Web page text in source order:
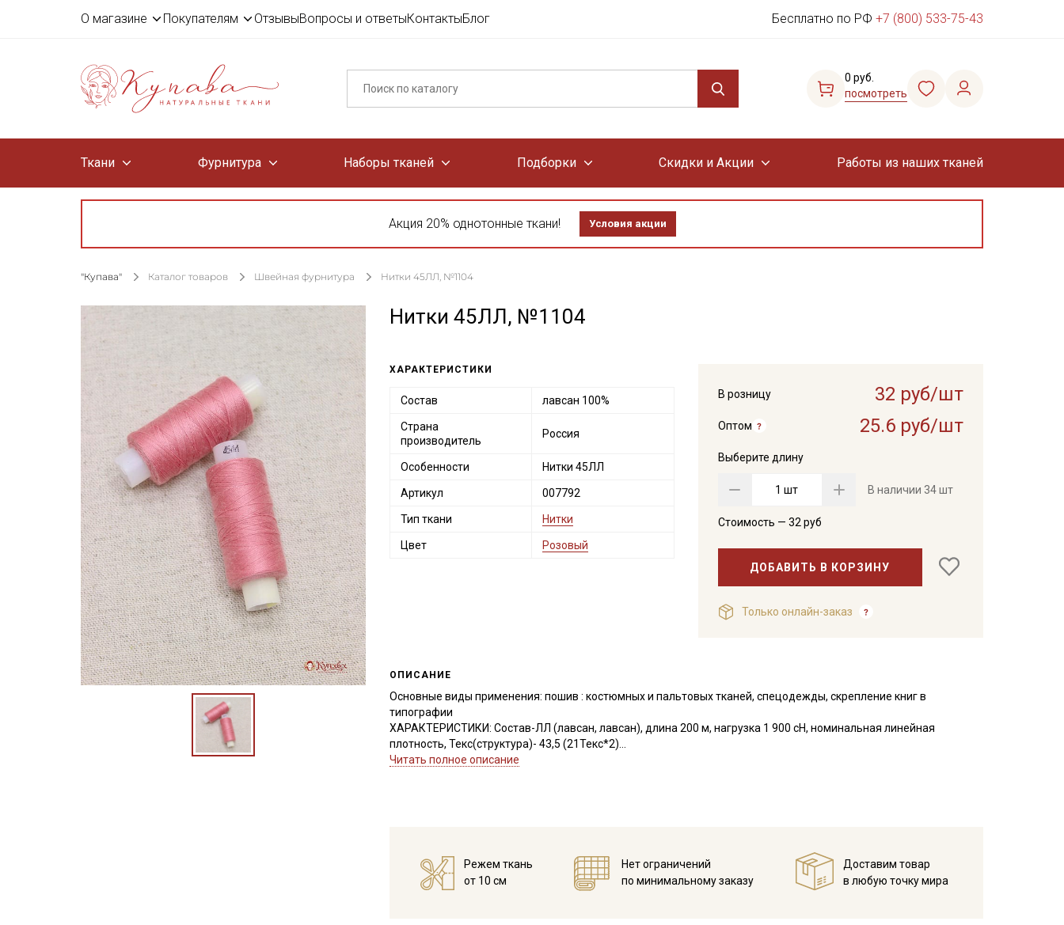
О магазине Покупателям ОтзывыВопросы и ответыКонтактыБлог Бесплатно по РФ +7 (800) 533-75-43
0 руб.
посмотреть
Ткани Фурнитура Наборы тканей Подборки Скидки и Акции Работы из наших тканей
Акция 20% однотонные ткани! Условия акции
"Купава" Каталог товаров Швейная фурнитура Нитки 45ЛЛ, №1104
Нитки 45ЛЛ, №1104
В розницу 32 руб/шт
Оптом 25.6 руб/шт
Выберите длину
шт В наличии 34 шт
Стоимость — 32 руб
ДОБАВИТЬ В КОРЗИНУ
Только онлайн-заказ
ХАРАКТЕРИСТИКИ
Состав лавсан 100%
Страна
производитель
Россия
Особенности Нитки 45ЛЛ
Артикул 007792
Тип ткани Нитки
Цвет Розовый
ОПИСАНИЕ
Основные виды применения: пошив : костюмных и пальтовых тканей, спецодежды, скрепление книг в
типографии
ХАРАКТЕРИСТИКИ: Состав-ЛЛ (лавсан, лавсан), длина 200 м, нагрузка 1 900 сН, номинальная линейная
плотность, Текс(структура)- 43,5 (21Текс*2)
Удлинение- 17,0, Номер игл: 90-100.
Читать полное описание
Режем ткань
от 10 см
Нет ограничений
по минимальному заказу
Доставим товар
в любую точку мира